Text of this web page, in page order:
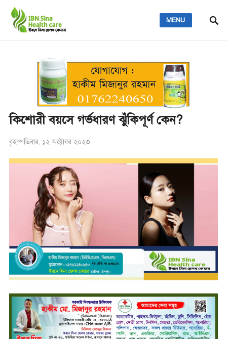
MENU
কিশোরী বয়সে গর্ভধারণ ঝুঁকিপূর্ণ কেন?
বৃহস্পতিবার, ১২ অক্টোবর ২০২৩